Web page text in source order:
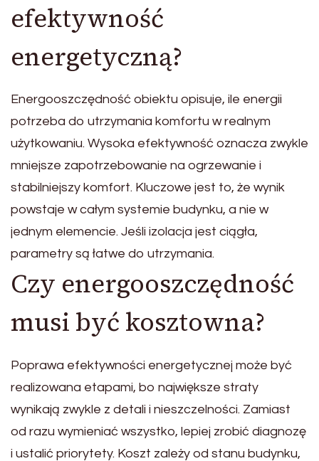
efektywność
energetyczną?
Energooszczędność obiektu opisuje, ile energii
potrzeba do utrzymania komfortu w realnym
użytkowaniu. Wysoka efektywność oznacza zwykle
mniejsze zapotrzebowanie na ogrzewanie i
stabilniejszy komfort. Kluczowe jest to, że wynik
powstaje w całym systemie budynku, a nie w
jednym elemencie. Jeśli izolacja jest ciągła,
parametry są łatwe do utrzymania.
Czy energooszczędność
musi być kosztowna?
Poprawa efektywności energetycznej może być
realizowana etapami, bo największe straty
wynikają zwykle z detali i nieszczelności. Zamiast
od razu wymieniać wszystko, lepiej zrobić diagnozę
i ustalić priorytety. Koszt zależy od stanu budynku,